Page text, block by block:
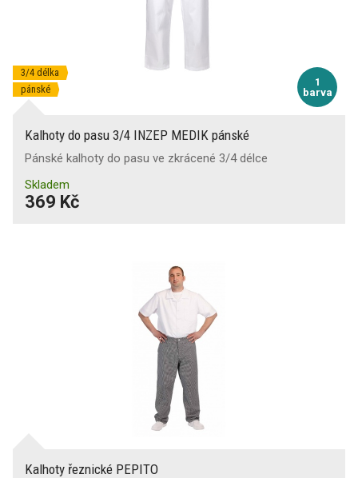
1
barva
3/4 délka
pánské
Kalhoty do pasu 3/4 INZEP MEDIK pánské
Pánské kalhoty do pasu ve zkrácené 3/4 délce
Skladem
369 Kč
Kalhoty řeznické PEPITO